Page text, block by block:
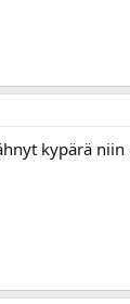
kypärä niin